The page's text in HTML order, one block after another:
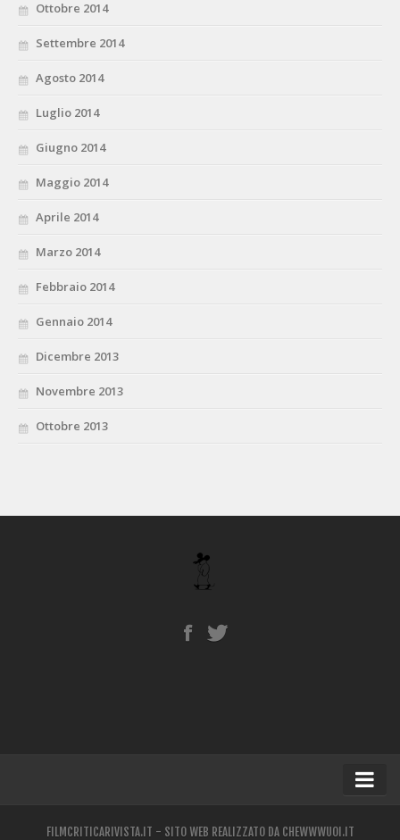
Ottobre 2014
Settembre 2014
Agosto 2014
Luglio 2014
Giugno 2014
Maggio 2014
Aprile 2014
Marzo 2014
Febbraio 2014
Gennaio 2014
Dicembre 2013
Novembre 2013
Ottobre 2013
FILMCRITICARIVISTA.IT - SITO WEB REALIZZATO DA CHEWWWUOI.IT